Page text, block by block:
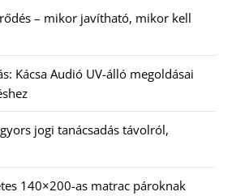
– mikor javítható, mikor kell
Kácsa Audió UV-álló megoldásai
jogi tanácsadás távolról,
140×200-as matrac pároknak